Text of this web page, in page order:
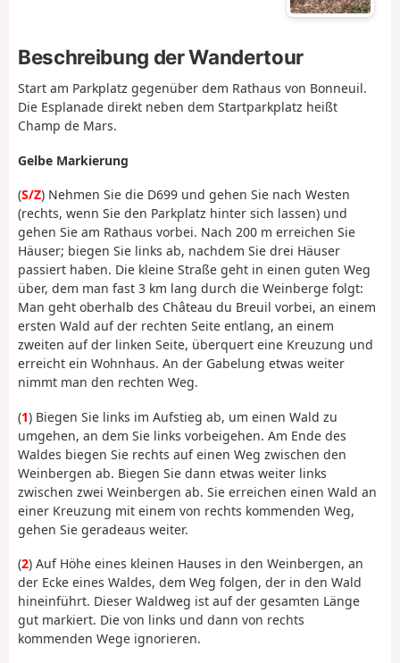
Beschreibung der Wandertour
Start am Parkplatz gegenüber dem Rathaus von Bonneuil.
Die Esplanade direkt neben dem Startparkplatz heißt
Champ de Mars.
Gelbe Markierung
(S/Z) Nehmen Sie die D699 und gehen Sie nach Westen
(rechts, wenn Sie den Parkplatz hinter sich lassen) und
gehen Sie am Rathaus vorbei. Nach 200 m erreichen Sie
Häuser; biegen Sie links ab, nachdem Sie drei Häuser
passiert haben. Die kleine Straße geht in einen guten Weg
über, dem man fast 3 km lang durch die Weinberge folgt:
Man geht oberhalb des Château du Breuil vorbei, an einem
ersten Wald auf der rechten Seite entlang, an einem
zweiten auf der linken Seite, überquert eine Kreuzung und
erreicht ein Wohnhaus. An der Gabelung etwas weiter
nimmt man den rechten Weg.
(1) Biegen Sie links im Aufstieg ab, um einen Wald zu
umgehen, an dem Sie links vorbeigehen. Am Ende des
Waldes biegen Sie rechts auf einen Weg zwischen den
Weinbergen ab. Biegen Sie dann etwas weiter links
zwischen zwei Weinbergen ab. Sie erreichen einen Wald an
einer Kreuzung mit einem von rechts kommenden Weg,
gehen Sie geradeaus weiter.
(2) Auf Höhe eines kleinen Hauses in den Weinbergen, an
der Ecke eines Waldes, dem Weg folgen, der in den Wald
hineinführt. Dieser Waldweg ist auf der gesamten Länge
gut markiert. Die von links und dann von rechts
kommenden Wege ignorieren.